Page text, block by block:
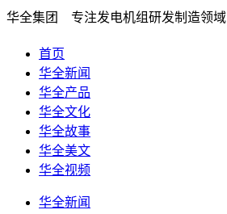
华全集团 专注发电机组研发制造领域
首页
华全新闻
华全产品
华全文化
华全故事
华全美文
华全视频
华全新闻